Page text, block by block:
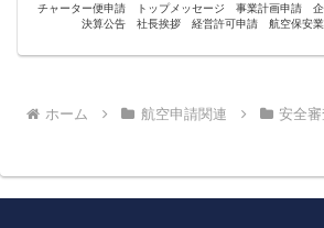
チャーター便申請 トップメッセージ 事業計画申請
決算公告
社長挨拶 経営許可申請 航空保安
ホーム 航空申請関連 安全審